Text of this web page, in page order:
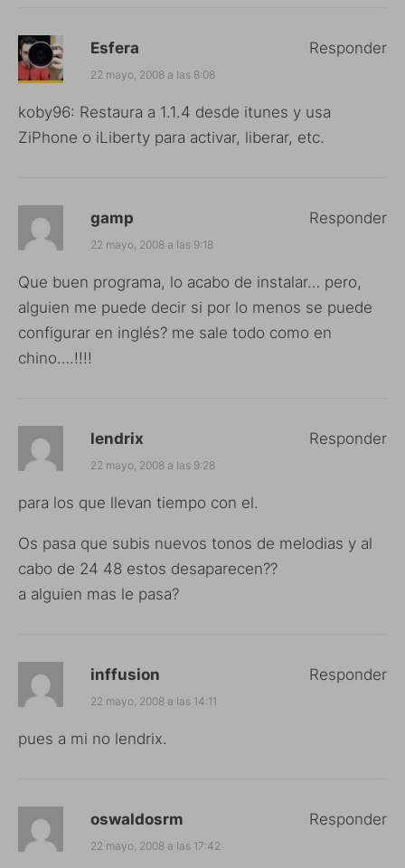
Esfera
22 mayo, 2008 a las 8:08
koby96: Restaura a 1.1.4 desde itunes y usa
ZiPhone o iLiberty para activar, liberar, etc.
Responder
gamp
22 mayo, 2008 a las 9:18
Que buen programa, lo acabo de instalar… pero,
alguien me puede decir si por lo menos se puede
configurar en inglés? me sale todo como en
chino….!!!!
Responder
lendrix
22 mayo, 2008 a las 9:28
para los que llevan tiempo con el.
Os pasa que subis nuevos tonos de melodias y al
cabo de 24 48 estos desaparecen??
a alguien mas le pasa?
Responder
inffusion
22 mayo, 2008 a las 14:11
pues a mi no lendrix.
Responder
oswaldosrm
22 mayo, 2008 a las 17:42
Responder